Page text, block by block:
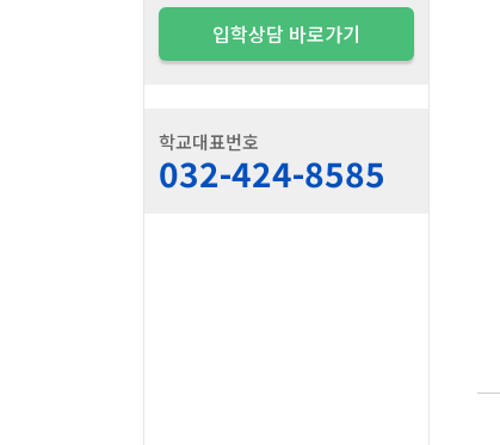
입학상담 바로가기
학교대표번호
032-424-8585